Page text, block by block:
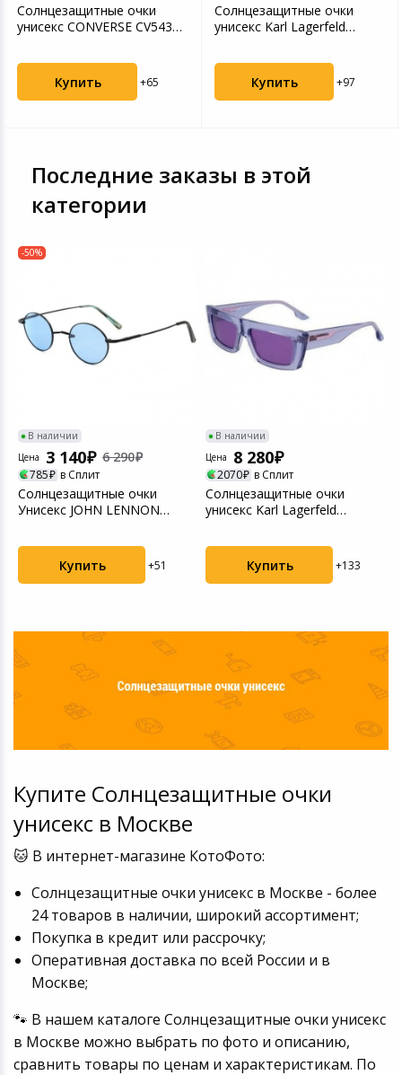
Солнцезащитные очки
унисекс CONVERSE CV543S
Купить +65
Солнцезащитные очки
унисекс Karl Lagerfeld
Купить +97
Последние заказы в этой
категории
-50%
В наличии
Цена
3 140 6 290
785 в Сплит
Солнцезащитные очки
Унисекс JOHN LENNON
Купить
+51
В наличии
Цена
8 280
2070 в Сплит
Солнцезащитные очки
унисекс Karl Lagerfeld
Купить +133
Купите Солнцезащитные очки
унисекс в Москве
🐱 В интернет-магазине КотоФото:
Солнцезащитные очки унисекс в Москве - более
24 товаров в наличии, широкий ассортимент;
Покупка в кредит или рассрочку;
Оперативная доставка по всей России и в
Москве;
🐾 В нашем каталоге Солнцезащитные очки унисекс
в Москве можно выбрать по фото и описанию,
сравнить товары по ценам и характеристикам. По